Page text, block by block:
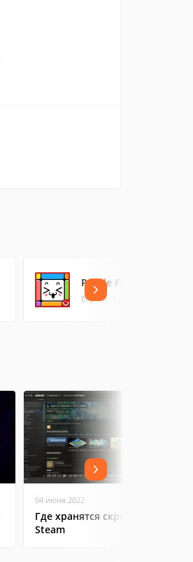
Puzzle Family
Версия: 1.2.2 (21 МБ)
04 июня 2022
Где хранятся скриншоты в
Steam